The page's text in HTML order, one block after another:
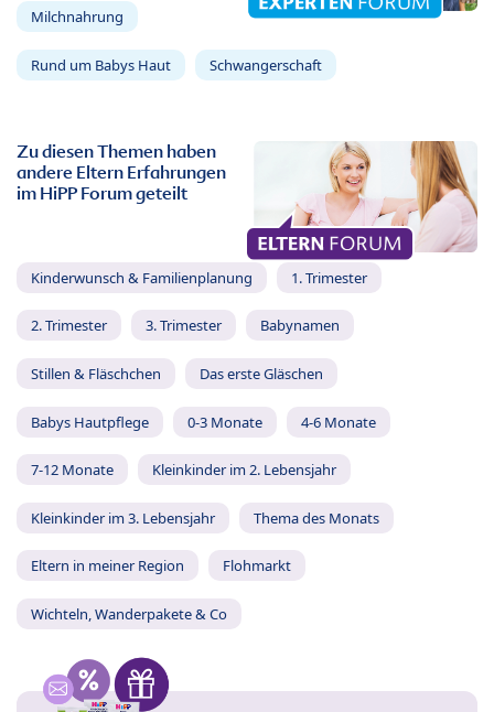
Milchnahrung
Rund um Babys Haut Schwangerschaft
Zu diesen Themen haben
andere Eltern Erfahrungen
im HiPP Forum geteilt
Kinderwunsch & Familienplanung 1. Trimester
2. Trimester 3. Trimester Babynamen
Stillen & Fläschchen Das erste Gläschen
Babys Hautpflege 0-3 Monate 4-6 Monate
7-12 Monate Kleinkinder im 2. Lebensjahr
Kleinkinder im 3. Lebensjahr Thema des Monats
Eltern in meiner Region Flohmarkt
Wichteln, Wanderpakete & Co